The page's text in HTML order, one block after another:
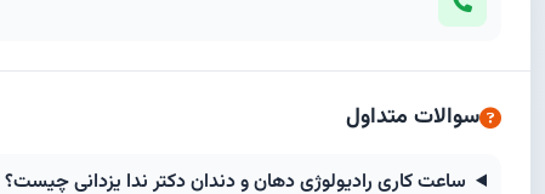
سوالات متداول
ساعت کاری رادیولوژی دهان و دندان دکتر ندا یزدانی چیست؟